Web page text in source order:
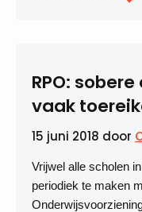
RPO:
vaak
15 juni 2018 door
Vrijwel alle scholen
periodiek te maken